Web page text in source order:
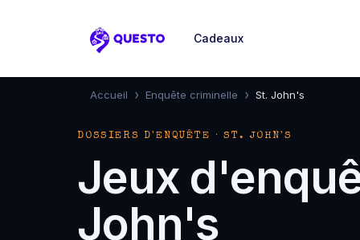
Questo
Cadeaux
Accueil › Enquête criminelle › St. John's
DOSSIERS D'ENQUÊTE · ST. JOHN'S
Jeux
John's